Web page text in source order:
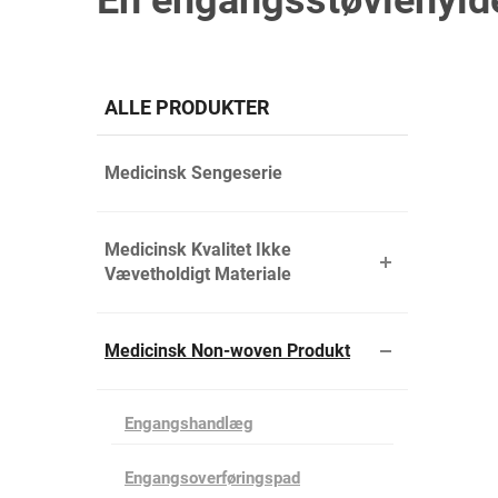
ALLE PRODUKTER
Medicinsk Sengeserie
Medicinsk Kvalitet Ikke
Vævetholdigt Materiale
Medicinsk Non-woven Produkt
Engangshandlæg
Engangsoverføringspad